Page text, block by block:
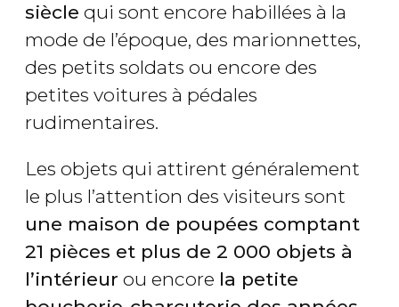
siècle qui sont encore habillées à la
mode de l’époque, des marionnettes,
des petits soldats ou encore des
petites voitures à pédales
rudimentaires.
Les objets qui attirent généralement
le plus l’attention des visiteurs sont
une maison de poupées comptant
21 pièces et plus de 2 000 objets à
l’intérieur ou encore la petite